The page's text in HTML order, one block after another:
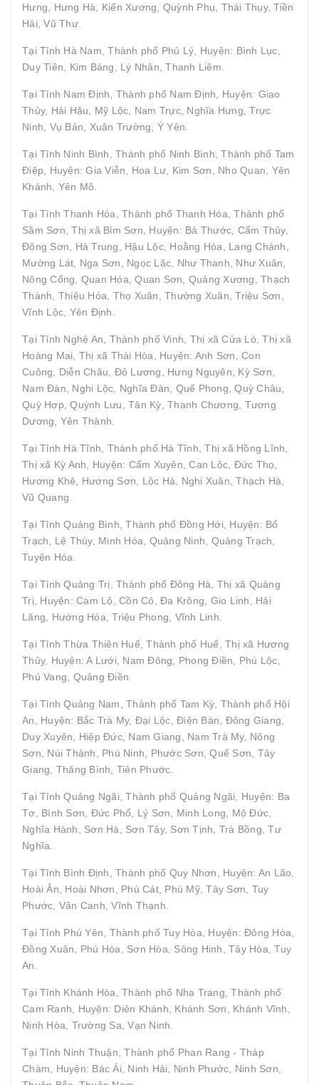
Hưng, Hưng Hà, Kiến Xương, Quỳnh Phụ, Thái Thụy, Tiền
Hải, Vũ Thư.
Tại Tỉnh Hà Nam, Thành phố Phủ Lý, Huyện: Bình Lục,
Duy Tiên, Kim Bảng, Lý Nhân, Thanh Liêm.
Tại Tỉnh Nam Định, Thành phố Nam Định, Huyện: Giao
Thủy, Hải Hậu, Mỹ Lộc, Nam Trực, Nghĩa Hưng, Trực
Ninh, Vụ Bản, Xuân Trường, Ý Yên.
Tại Tỉnh Ninh Bình, Thành phố Ninh Bình, Thành phố Tam
Điệp, Huyện: Gia Viễn, Hoa Lư, Kim Sơn, Nho Quan, Yên
Khánh, Yên Mô.
Tại Tỉnh Thanh Hóa, Thành phố Thanh Hóa, Thành phố
Sầm Sơn, Thị xã Bỉm Sơn, Huyện: Bá Thước, Cẩm Thủy,
Đông Sơn, Hà Trung, Hậu Lộc, Hoằng Hóa, Lang Chánh,
Mường Lát, Nga Sơn, Ngọc Lặc, Như Thanh, Như Xuân,
Nông Cống, Quan Hóa, Quan Sơn, Quảng Xương, Thạch
Thành, Thiệu Hóa, Thọ Xuân, Thường Xuân, Triệu Sơn,
Vĩnh Lộc, Yên Định.
Tại Tỉnh Nghệ An, Thành phố Vinh, Thị xã Cửa Lò, Thị xã
Hoàng Mai, Thị xã Thái Hòa, Huyện: Anh Sơn, Con
Cuông, Diễn Châu, Đô Lương, Hưng Nguyên, Kỳ Sơn,
Nam Đàn, Nghi Lộc, Nghĩa Đàn, Quế Phong, Quỳ Châu,
Quỳ Hợp, Quỳnh Lưu, Tân Kỳ, Thanh Chương, Tương
Dương, Yên Thành.
Tại Tỉnh Hà Tĩnh, Thành phố Hà Tĩnh, Thị xã Hồng Lĩnh,
Thị xã Kỳ Anh, Huyện: Cẩm Xuyên, Can Lộc, Đức Thọ,
Hương Khê, Hương Sơn, Lộc Hà, Nghi Xuân, Thạch Hà,
Vũ Quang.
Tại Tỉnh Quảng Bình, Thành phố Đồng Hới, Huyện: Bố
Trạch, Lệ Thủy, Minh Hóa, Quảng Ninh, Quảng Trạch,
Tuyên Hóa.
Tại Tỉnh Quảng Trị, Thành phố Đông Hà, Thị xã Quảng
Trị, Huyện: Cam Lộ, Cồn Cỏ, Đa Krông, Gio Linh, Hải
Lăng, Hướng Hóa, Triệu Phong, Vĩnh Linh.
Tại Tỉnh Thừa Thiên Huế, Thành phố Huế, Thị xã Hương
Thủy, Huyện: A Lưới, Nam Đông, Phong Điền, Phú Lộc,
Phú Vang, Quảng Điền.
Tại Tỉnh Quảng Nam, Thành phố Tam Kỳ, Thành phố Hội
An, Huyện: Bắc Trà My, Đại Lộc, Điện Bàn, Đông Giang,
Duy Xuyên, Hiệp Đức, Nam Giang, Nam Trà My, Nông
Sơn, Núi Thành, Phú Ninh, Phước Sơn, Quế Sơn, Tây
Giang, Thăng Bình, Tiên Phước.
Tại Tỉnh Quảng Ngãi, Thành phố Quảng Ngãi, Huyện: Ba
Tơ, Bình Sơn, Đức Phổ, Lý Sơn, Minh Long, Mộ Đức,
Nghĩa Hành, Sơn Hà, Sơn Tây, Sơn Tịnh, Trà Bồng, Tư
Nghĩa.
Tại Tỉnh Bình Định, Thành phố Quy Nhơn, Huyện: An Lão,
Hoài Ân, Hoài Nhơn, Phù Cát, Phù Mỹ, Tây Sơn, Tuy
Phước, Vân Canh, Vĩnh Thạnh.
Tại Tỉnh Phú Yên, Thành phố Tuy Hòa, Huyện: Đông Hòa,
Đồng Xuân, Phú Hòa, Sơn Hòa, Sông Hinh, Tây Hòa, Tuy
An.
Tại Tỉnh Khánh Hòa, Thành phố Nha Trang, Thành phố
Cam Ranh, Huyện: Diên Khánh, Khánh Sơn, Khánh Vĩnh,
Ninh Hòa, Trường Sa, Vạn Ninh.
Tại Tỉnh Ninh Thuận, Thành phố Phan Rang - Tháp
Chàm, Huyện: Bác Ái, Ninh Hải, Ninh Phước, Ninh Sơn,